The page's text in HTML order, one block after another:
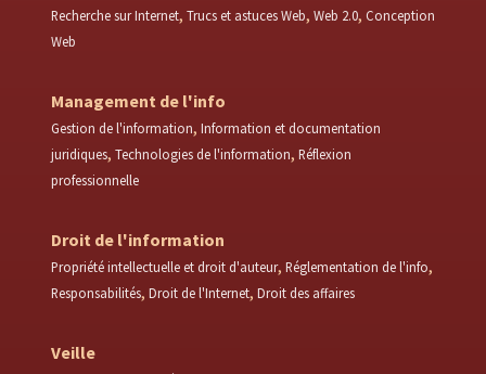
Recherche sur Internet Trucs et astuces Web Web 2.0 Conception
Web
Management de l'info
Gestion de l'information Information et documentation
juridiques Technologies de l'information Réflexion
professionnelle
Droit de l'information
Propriété intellectuelle et droit d'auteur Réglementation de l'info
Responsabilités Droit de l'Internet Droit des affaires
Veille